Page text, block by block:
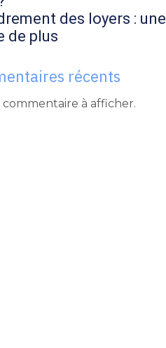
des loyers : une
de plus
récents
à afficher.